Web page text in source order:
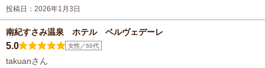
投稿日：2026年1月3日
南紀すさみ温泉 ホテル ベルヴェデーレ
5.0 女性／50代
takuanさん